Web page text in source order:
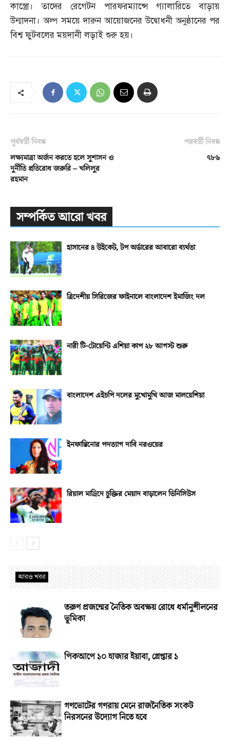
কাস্ত্রো। তাদের রেগেটন পারফরম্যান্সে গ্যালারিতে বাড়ায়
উন্মাদনা। অল্প সময়ে দারুন আয়োজনের উদ্বোধনী অনুষ্ঠানের পর
বিশ্ব ফুটবলের ময়দানী লড়াই শুরু হয়।
পূর্ববর্তী নিবন্ধ
লক্ষ্যমাত্রা অর্জন করতে হলে সুশাসন ও
দুর্নীতি প্রতিরোধ জরুরি – খলিলুর
রহমান
পরবর্তী নিবন্ধ
৭৮৬
সম্পর্কিত আরো খবর
হাসানের ৪ উইকেট, টপ অর্ডারের আবারো ব্যর্থতা
ত্রিদেশীয় সিরিজের ফাইনালে বাংলাদেশ ইমার্জিং দল
নারী টি-টোয়েন্টি এশিয়া কাপ ২৮ আগস্ট শুরু
বাংলাদেশ এইচপি দলের মুখোমুখি আজ মালয়েশিয়া
ইনফান্তিনোর পদত্যাগ দাবি নরওয়ের
রিয়াল মাদ্রিদে চুক্তির মেয়াদ বাড়ালেন ভিনিসিউস
আরও খবর
তরুণ প্রজন্মের নৈতিক অবক্ষয় রোধে ধর্মানুশীলনের
ভূমিকা
পিকআপে ১০ হাজার ইয়াবা, গ্রেপ্তার ১
গণভোটের গণরায় মেনে রাজনৈতিক সংকট
নিরসনের উদ্যোগ নিতে হবে